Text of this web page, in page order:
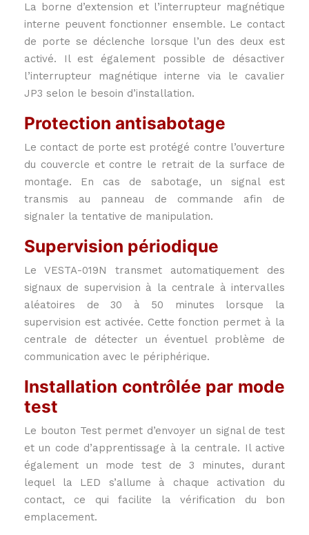
La borne d’extension et l’interrupteur magnétique
interne peuvent fonctionner ensemble. Le contact
de porte se déclenche lorsque l’un des deux est
activé. Il est également possible de désactiver
l’interrupteur magnétique interne via le cavalier
JP3 selon le besoin d’installation.
Protection antisabotage
Le contact de porte est protégé contre l’ouverture
du couvercle et contre le retrait de la surface de
montage. En cas de sabotage, un signal est
transmis au panneau de commande afin de
signaler la tentative de manipulation.
Supervision périodique
Le VESTA-019N transmet automatiquement des
signaux de supervision à la centrale à intervalles
aléatoires de 30 à 50 minutes lorsque la
supervision est activée. Cette fonction permet à la
centrale de détecter un éventuel problème de
communication avec le périphérique.
Installation contrôlée par mode
test
Le bouton Test permet d’envoyer un signal de test
et un code d’apprentissage à la centrale. Il active
également un mode test de 3 minutes, durant
lequel la LED s’allume à chaque activation du
contact, ce qui facilite la vérification du bon
emplacement.